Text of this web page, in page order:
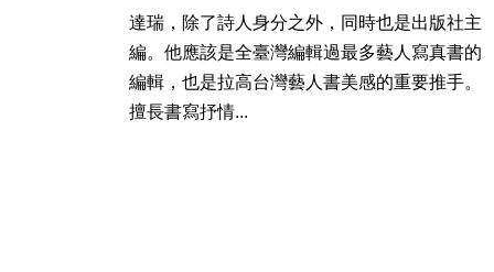
達瑞，除了詩人身分之外，同時也是出版社主
編。他應該是全臺灣編輯過最多藝人寫真書的
編輯，也是拉高台灣藝人書美感的重要推手。
擅長書寫抒情...